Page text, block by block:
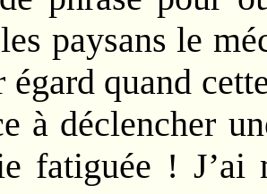
paysans le
égard quand
à déclencher
fatiguée ! J’ai